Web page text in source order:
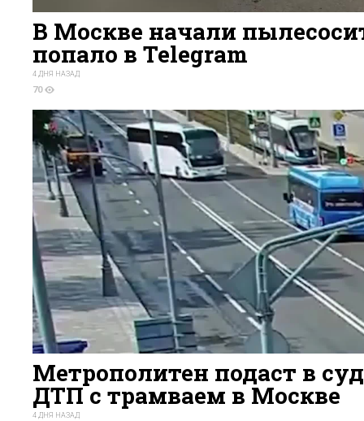
В Москве начали
попало в Telegram
4 ДНЯ НАЗАД
70
Метрополитен подаст в
ДТП с трамваем в Москве
4 ДНЯ НАЗАД